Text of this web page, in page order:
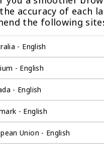
的零
您的海外公
服务、开设
提供最直接的
accuracy of each
the following
- English
- English
- English
- English
Union - English